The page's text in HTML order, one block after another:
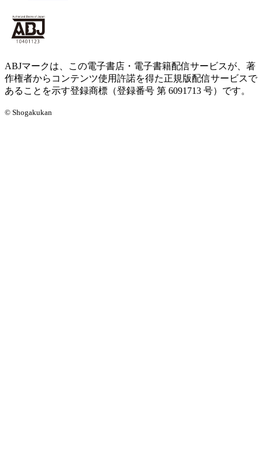
ABJマークは、この電子書店・電子書籍配信サービスが、著
作権者からコンテンツ使用許諾を得た正規版配信サービスで
あることを示す登録商標（登録番号 第 6091713 号）です。
© Shogakukan